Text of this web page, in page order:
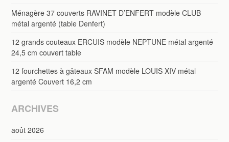
Ménagère 37 couverts RAVINET D’ENFERT modèle CLUB
métal argenté (table Denfert)
12 grands couteaux ERCUIS modèle NEPTUNE métal argenté
24,5 cm couvert table
12 fourchettes à gâteaux SFAM modèle LOUIS XIV métal
argenté Couvert 16,2 cm
ARCHIVES
août 2026